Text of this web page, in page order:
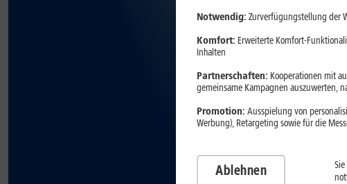
Notwendig: Zurverfügungstellung der
Komfort: Erweiterte Komfort-
Inhalten
Partnerschaften: Kooperationen mit
gemeinsame Kampagnen auszuwerten,
Promotion: Ausspielung von
Werbung), Retargeting sowie für die
Ablehnen